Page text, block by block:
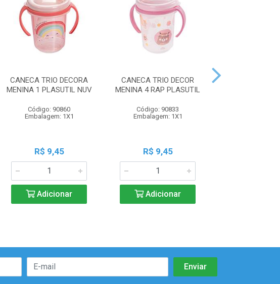
CANECA TRIO DECORA
MENINA 1 PLASUTIL NUV
Código: 90860
Embalagem: 1X1
R$ 9,45
Adicionar
CANECA TRIO DECOR
MENINA 4 RAP PLASUTIL
Código: 90833
Embalagem: 1X1
R$ 9,45
Adicionar